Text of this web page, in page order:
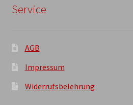
Service
AGB
Impressum
Widerrufsbelehrung